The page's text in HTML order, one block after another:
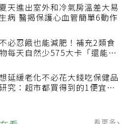
夏天進出室外和冷氣房溫差大易
生病 醫揭保護心血管簡單6動作
不必忍餓也能減肥！補充2類食
物每天自然少575大卡「還能吃
想延緩老化不必花大錢吃保健品
研究：超市都買得到的1便宜食